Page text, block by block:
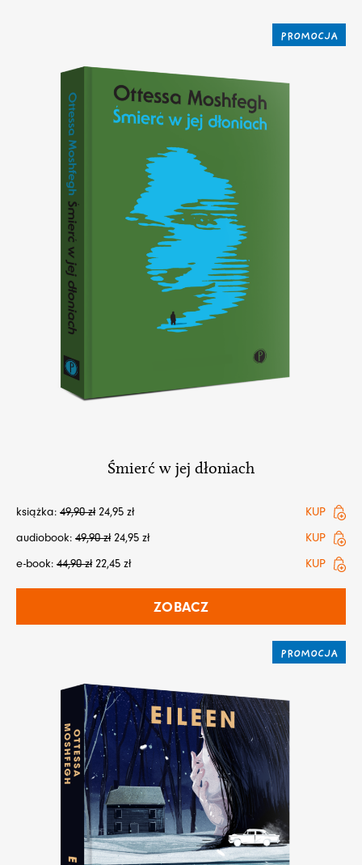
PROMOCJA
Śmierć w jej dłoniach
książka: 49,90zł 24,95 zł
KUP
audiobook: 49,90zł 24,95 zł
KUP
e-book: 44,90zł 22,45 zł KUP
ZOBACZ
PROMOCJA